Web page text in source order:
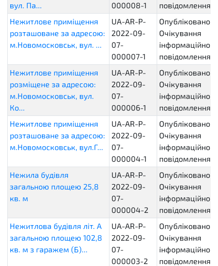
вул. Па...
000008-1
повідомлення
Нежитлове приміщення
розташоване за адресою:
м.Новомосковськ, вул. ...
UA-AR-P-
2022-09-
07-
000007-1
Опубліковано.
Очікування
інформаційного
повідомлення
Нежитлове приміщення
розміщене за адресою:
м.Новомосковськ, вул.
Ко...
UA-AR-P-
2022-09-
07-
000006-1
Опубліковано.
Очікування
інформаційного
повідомлення
Нежитлове приміщення
розташоване за адресою:
м.Новомосковськ, вул.Г...
UA-AR-P-
2022-09-
07-
000004-1
Опубліковано.
Очікування
інформаційного
повідомлення
Нежила будівля
загальною площею 25,8
кв. м
UA-AR-P-
2022-09-
07-
000004-2
Опубліковано.
Очікування
інформаційного
повідомлення
Нежитлова будівля літ. А
загальною площею 102,8
кв. м з гаражем (Б)...
UA-AR-P-
2022-09-
07-
000003-2
Опубліковано.
Очікування
інформаційного
повідомлення